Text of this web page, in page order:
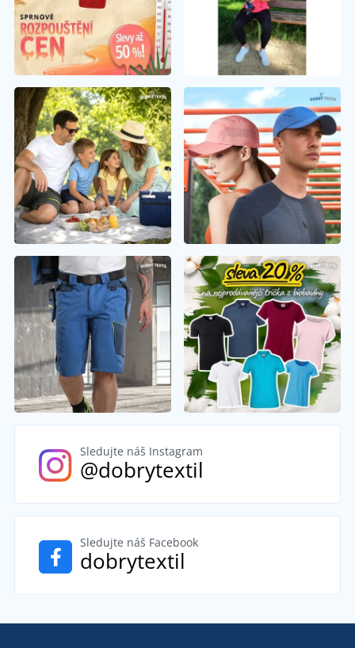
Sledujte náš Instagram
@dobrytextil
Sledujte náš Facebook
dobrytextil